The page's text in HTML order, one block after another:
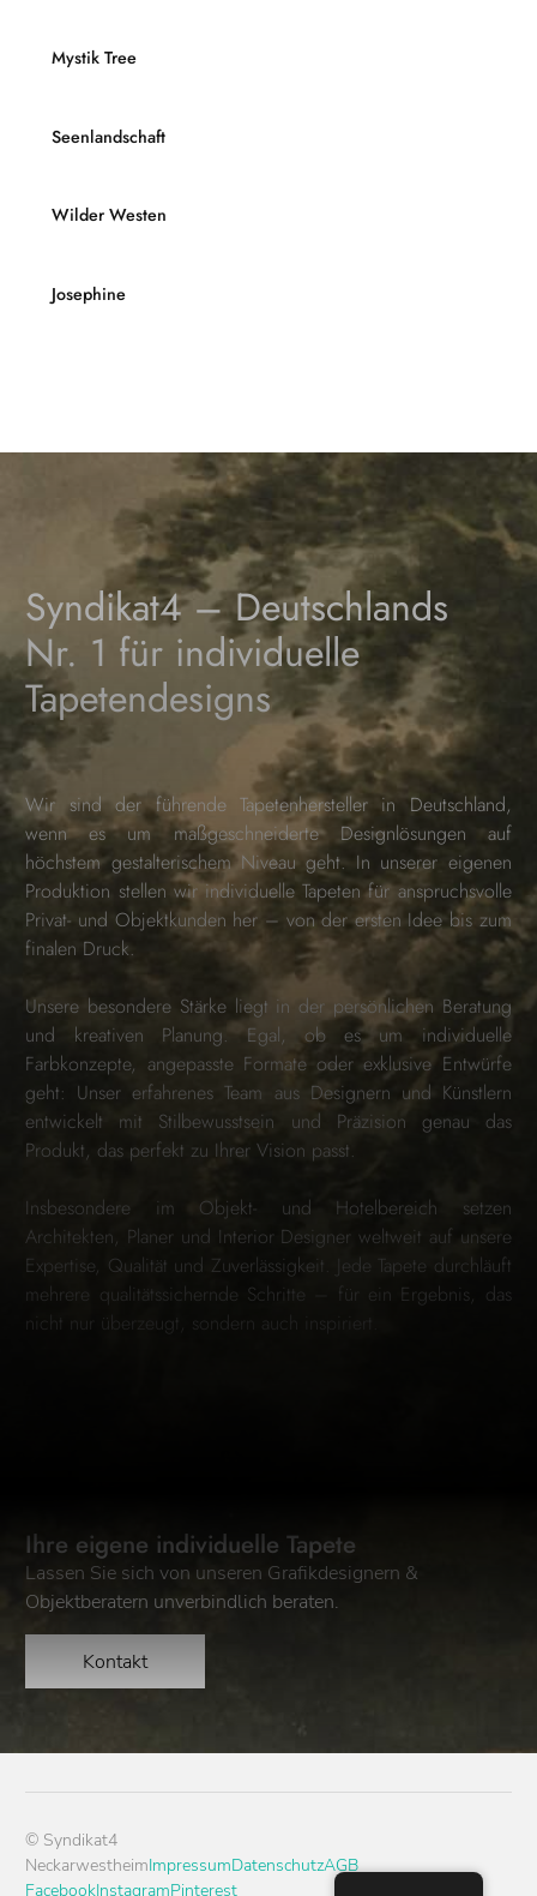
Mystik Tree
Seenlandschaft
Wilder Westen
Josephine
Wir sind der führende Tapetenhersteller in Deutschland,
wenn es um maßgeschneiderte Designlösungen auf
höchstem gestalterischem Niveau geht. In unserer eigenen
Produktion stellen wir individuelle Tapeten für anspruchsvolle
Privat- und Objektkunden her – von der ersten Idee bis zum
finalen Druck.
Unsere besondere Stärke liegt in der persönlichen Beratung
und kreativen Planung. Egal, ob es um individuelle
Farbkonzepte, angepasste Formate oder exklusive Entwürfe
geht: Unser erfahrenes Team aus Designern und Künstlern
entwickelt mit Stilbewusstsein und Präzision genau das
Produkt, das perfekt zu Ihrer Vision passt.
Insbesondere im Objekt- und Hotelbereich setzen
Architekten, Planer und Interior Designer weltweit auf unsere
Expertise, Qualität und Zuverlässigkeit. Jede Tapete durchläuft
mehrere qualitätssichernde Schritte – für ein Ergebnis, das
nicht nur überzeugt, sondern auch inspiriert.
Syndikat4 – Deutschlands
Nr. 1 für individuelle
Tapetendesigns
Ihre eigene individuelle Tapete
Lassen Sie sich von unseren Grafikdesignern &
Objektberatern unverbindlich beraten.
Kontakt
© Syndikat4
NeckarwestheimImpressumDatenschutzAGB
FacebookInstagramPinterest